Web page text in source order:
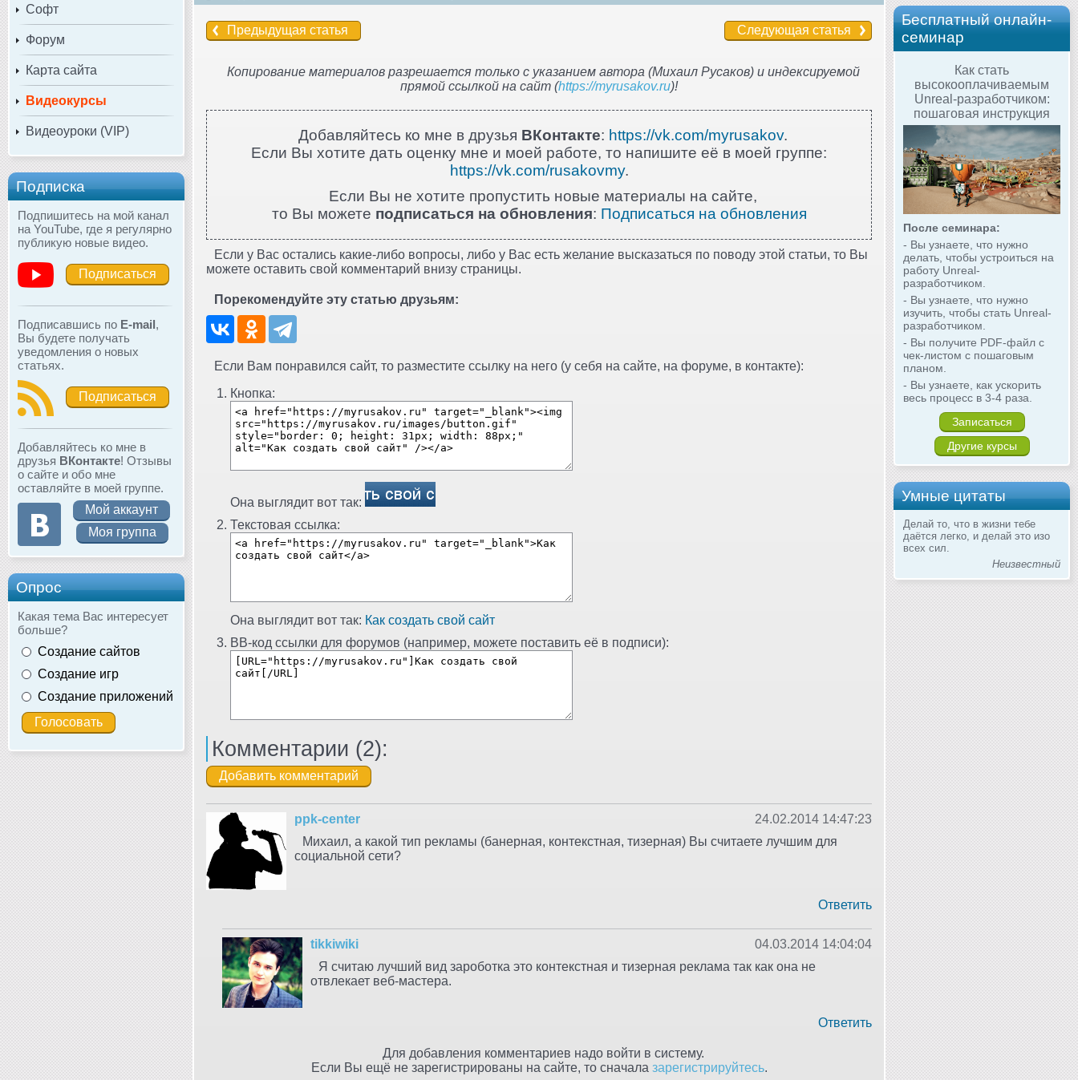
Софт
Форум
Карта сайта
Видеокурсы
Видеоуроки (VIP)
Подписка
Подпишитесь на мой канал
на YouTube, где я регулярно
публикую новые видео.
Подписаться
Подписавшись по E-mail,
Вы будете получать
уведомления о новых
статьях.
Подписаться
Добавляйтесь ко мне в
друзья ВКонтакте! Отзывы
о сайте и обо мне
оставляйте в моей группе.
Мой аккаунт
Моя группа
Опрос
Какая тема Вас интересует
больше?
Создание сайтов
Создание игр
Создание приложений
Бесплатный онлайн-
семинар
Как стать
высокооплачиваемым
Unreal-разработчиком:
пошаговая инструкция
После семинара:
- Вы узнаете, что нужно
делать, чтобы устроиться на
работу Unreal-
разработчиком.
- Вы узнаете, что нужно
изучить, чтобы стать Unreal-
разработчиком.
- Вы получите PDF-файл с
чек-листом с пошаговым
планом.
- Вы узнаете, как ускорить
весь процесс в 3-4 раза.
Записаться
Другие курсы
Умные цитаты
Делай то, что в жизни тебе
даётся легко, и делай это изо
всех сил.
Неизвестный
Предыдущая статья Следующая статья
Копирование материалов разрешается только с указанием автора (Михаил Русаков) и индексируемой
прямой ссылкой на сайт (https://myrusakov.ru)!
Добавляйтесь ко мне в друзья ВКонтакте: https://vk.com/myrusakov.
Если Вы хотите дать оценку мне и моей работе, то напишите её в моей группе:
https://vk.com/rusakovmy.
Если Вы не хотите пропустить новые материалы на сайте,
то Вы можете подписаться на обновления: Подписаться на обновления
Если у Вас остались какие-либо вопросы, либо у Вас есть желание высказаться по поводу этой статьи, то Вы
можете оставить свой комментарий внизу страницы.
Порекомендуйте эту статью друзьям:
Если Вам понравился сайт, то разместите ссылку на него (у себя на сайте, на форуме, в контакте):
Кнопка:
Она выглядит вот так:
Текстовая ссылка:
Она выглядит вот так: Как создать свой сайт
BB-код ссылки для форумов (например, можете поставить её в подписи):
Комментарии (2):
ppk-center
24.02.2014 14:47:23
Михаил, а какой тип рекламы (банерная, контекстная, тизерная) Вы считаете лучшим для
социальной сети?
Ответить
tikkiwiki
04.03.2014 14:04:04
Я считаю лучший вид зароботка это контекстная и тизерная реклама так как она не
отвлекает веб-мастера.
Ответить
Для добавления комментариев надо войти в систему.
Если Вы ещё не зарегистрированы на сайте, то сначала зарегистрируйтесь.